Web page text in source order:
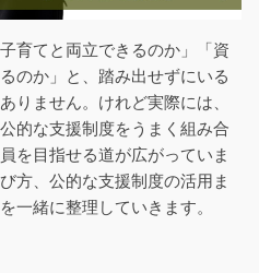
育てと両立できるのか」「資
のか」と、踏み出せずにいる
りません。けれど実際には、
的な支援制度をうまく組み合
を目指せる道が広がっていま
方、公的な支援制度の活用ま
一緒に整理していきます。